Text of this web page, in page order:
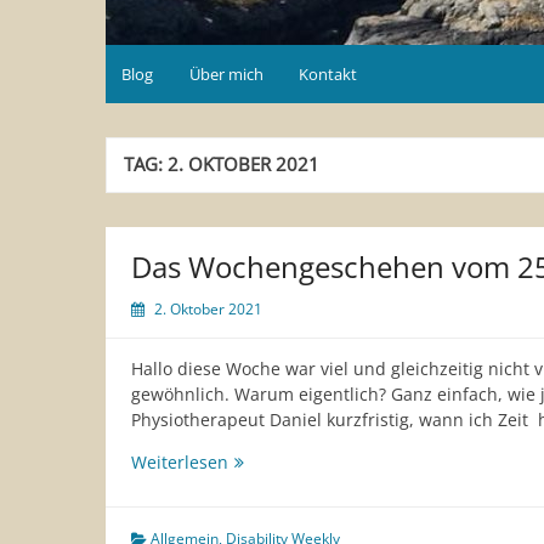
Blog Über mich Kontakt
TAG:2. OKTOBER 2021
Das Wochengeschehen vom
2. Oktober 2021
Hallo diese Woche war viel und gleichzeitig
gewöhnlich. Warum eigentlich? Ganz einfach,
Physiotherapeut Daniel kurzfristig, wann ich Zeit
Weiterlesen Das
25.9-
Allgemein, Disability Weekly